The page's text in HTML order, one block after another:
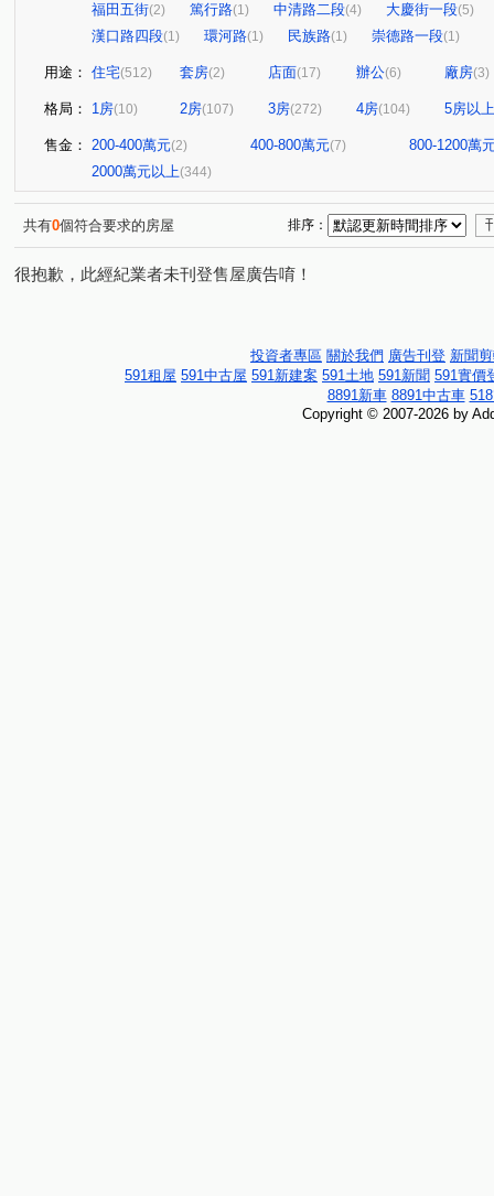
福田五街(2) 篤行路(1) 中清路二段(4) 大慶街一段(5)
漢口路四段(1) 環河路(1) 民族路(1) 崇德路一段(1)
用途： 住宅(512) 套房(2) 店面(17) 辦公(6) 廠房(3)
格局： 1房(10) 2房(107) 3房(272) 4房(104) 5房以上
售金： 200-400萬元(2) 400-800萬元(7)
800-1200萬
2000萬元以上(344)
共有0個符合要求的房屋 排序：
很抱歉，此經紀業者未刊登售屋廣告唷！
投資者專區 關於我們 廣告刊登 新聞
591租屋 591中古屋 591新建案 591土地 591新聞 591實價
8891新車 8891中古車
Copyright © 2007-2026 by